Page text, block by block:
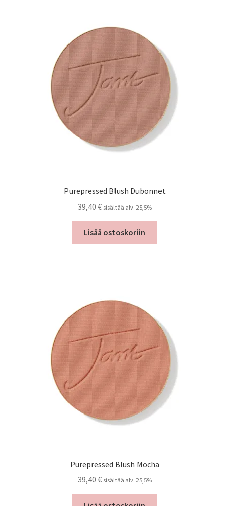
Purepressed Blush Dubonnet
39,40 € sisältää alv. 25,5%
Lisää ostoskoriin
Purepressed Blush Mocha
39,40 € sisältää alv. 25,5%